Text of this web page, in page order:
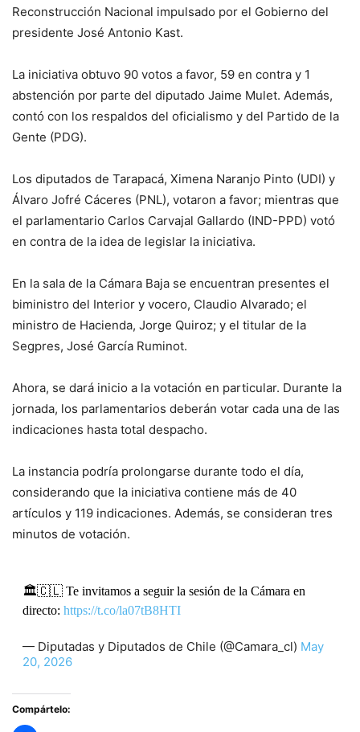
Reconstrucción Nacional impulsado por el Gobierno del
presidente José Antonio Kast.
La iniciativa obtuvo 90 votos a favor, 59 en contra y 1
abstención por parte del diputado Jaime Mulet. Además,
contó con los respaldos del oficialismo y del Partido de la
Gente (PDG).
Los diputados de Tarapacá, Ximena Naranjo Pinto (UDI) y
Álvaro Jofré Cáceres (PNL), votaron a favor; mientras que
el parlamentario Carlos Carvajal Gallardo (IND-PPD) votó
en contra de la idea de legislar la iniciativa.
En la sala de la Cámara Baja se encuentran presentes el
biministro del Interior y vocero, Claudio Alvarado; el
ministro de Hacienda, Jorge Quiroz; y el titular de la
Segpres, José García Ruminot.
Ahora, se dará inicio a la votación en particular. Durante la
jornada, los parlamentarios deberán votar cada una de las
indicaciones hasta total despacho.
La instancia podría prolongarse durante todo el día,
considerando que la iniciativa contiene más de 40
artículos y 119 indicaciones. Además, se consideran tres
minutos de votación.
🏛️🇨🇱 Te invitamos a seguir la sesión de la Cámara en
directo: https://t.co/la07tB8HTI
— Diputadas y Diputados de Chile (@Camara_cl) May
20, 2026
Compártelo: